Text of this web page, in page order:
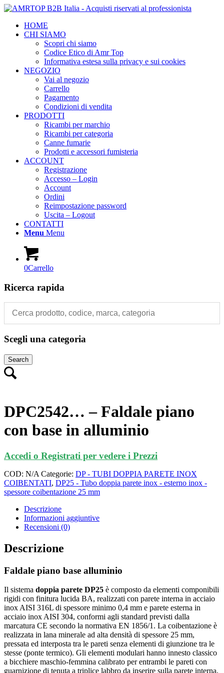
HOME
CHI SIAMO
Scopri chi siamo
Codice Etico di Amr Top
Informativa estesa sulla privacy e sui cookies
NEGOZIO
Vai al negozio
Carrello
Pagamento
Condizioni di vendita
PRODOTTI
Ricambi per marchio
Ricambi per categoria
Canne fumarie
Prodotti e accessori fumisteria
ACCOUNT
Registrazione
Accesso – Login
Account
Ordini
Reimpostazione password
Uscita – Logout
CONTATTI
Menu Menu
0Carrello
Ricerca rapida
Scegli una categoria
Search
DPC2542… – Faldale piano
con base in alluminio
Accedi o Registrati per vedere i Prezzi
COD: N/A Categorie: DP - TUBI DOPPIA PARETE INOX
COIBENTATI, DP25 - Tubo doppia parete inox - esterno inox -
spessore coibentazione 25 mm
Descrizione
Informazioni aggiuntive
Recensioni (0)
Descrizione
Faldale piano base alluminio
Il sistema doppia parete DP25 è composto da elementi componibili
rigidi con finitura lucida BA, realizzati con parete interna in acciaio
inox AISI 316L di spessore minimo 0,4 mm e parete esterna in
acciaio inox AISI 304, conformi agli standard previsti dalla
marcatura CE secondo la normativa EN 1856/1. La coibentazione è
realizzata in lana minerale ad alta densità di spessore 25 mm,
pressata ed interposta tra le pareti senza elementi di giunzione tra le
stesse (ponte termico). Gli elementi modulari hanno innesto classico
a bicchiere maschio-femmina calibrato per entrambi le pareti con
guarnizione di tenuta a triplice labbro da inserire sulla parete interna,